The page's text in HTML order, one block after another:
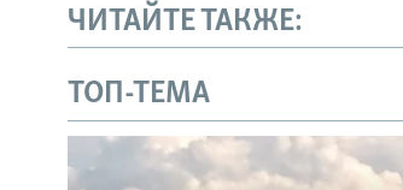
ЧИТАЙТЕ ТАКЖЕ:
ТОП-ТЕМА